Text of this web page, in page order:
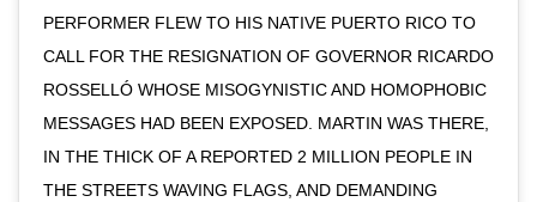
PERFORMER FLEW TO HIS NATIVE PUERTO RICO TO
CALL FOR THE RESIGNATION OF GOVERNOR RICARDO
ROSSELLÓ WHOSE MISOGYNISTIC AND HOMOPHOBIC
MESSAGES HAD BEEN EXPOSED. MARTIN WAS THERE,
IN THE THICK OF A REPORTED 2 MILLION PEOPLE IN
THE STREETS WAVING FLAGS, AND DEMANDING